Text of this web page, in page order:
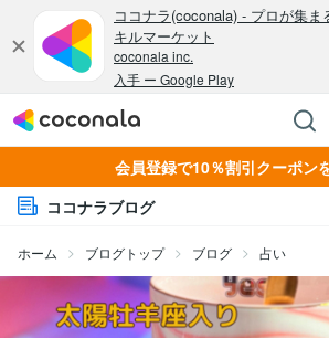
会員登録で10％割引クーポン
ココナラブログ
ホーム ブログトップ ブログ 占い